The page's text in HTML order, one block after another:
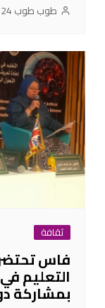
طوب طوب 24
ثقافة
فاس
التعليم
بمشاركة